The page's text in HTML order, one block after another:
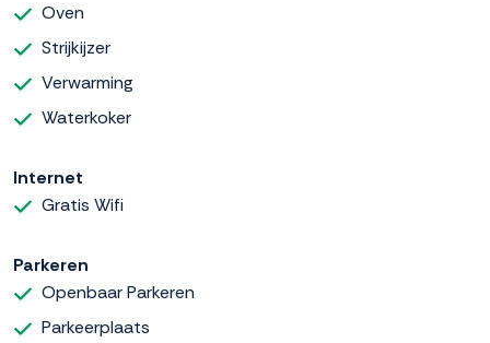
Oven
Strijkijzer
Verwarming
Waterkoker
Internet
Gratis Wifi
Parkeren
Openbaar Parkeren
Parkeerplaats